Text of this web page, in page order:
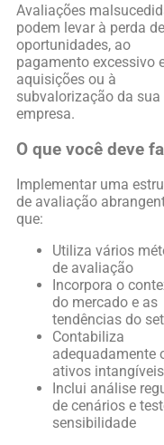
Avaliações
podem levar à perda de
oportunidades, ao
pagamento excessivo
aquisições ou à
subvalorização da sua
empresa.
O que você deve
Implementar uma
de avaliação
que:
Utiliza vários
de avaliação
Incorpora o
do mercado e as
tendências do
Contabiliza
adequadamente
ativos intangíveis
Inclui análise
de cenários e
sensibilidade